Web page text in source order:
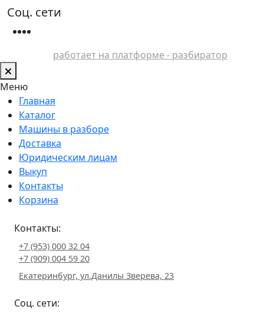
Соц. сети
работает на платформе - разбиратор
Меню
Главная
Каталог
Машины в разборе
Доставка
Юридическим лицам
Выкуп
Контакты
Корзина
Контакты:
+7 (953) 000 32 04
+7 (909) 004 59 20
Екатеринбург, ул.Данилы Зверева, 23
Соц. сети: